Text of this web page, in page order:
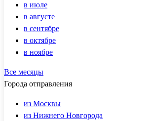
в июле
в августе
в сентябре
в октябре
в ноябре
Все месяцы
Города отправления
из Москвы
из Нижнего Новгорода